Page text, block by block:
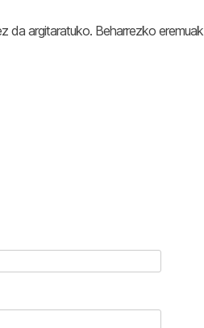
da argitaratuko. Beharrezko eremuak